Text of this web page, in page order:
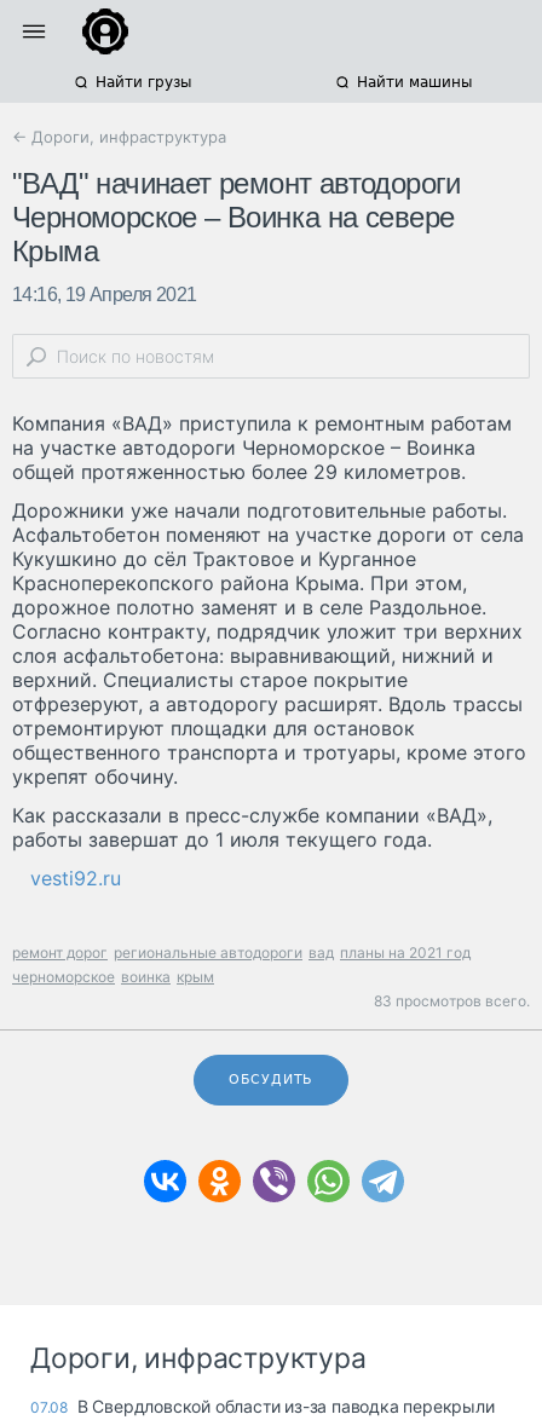
Найти грузы Найти машины
← Дороги, инфраструктура
"ВАД" начинает ремонт автодороги
Черноморское – Воинка на севере
Крыма
14:16, 19 Апреля 2021
Компания «ВАД» приступила к ремонтным работам
на участке автодороги Черноморское – Воинка
общей протяженностью более 29 километров.
Дорожники уже начали подготовительные работы.
Асфальтобетон поменяют на участке дороги от села
Кукушкино до сёл Трактовое и Курганное
Красноперекопского района Крыма. При этом,
дорожное полотно заменят и в селе Раздольное.
Согласно контракту, подрядчик уложит три верхних
слоя асфальтобетона: выравнивающий, нижний и
верхний. Специалисты старое покрытие
отфрезеруют, а автодорогу расширят. Вдоль трассы
отремонтируют площадки для остановок
общественного транспорта и тротуары, кроме этого
укрепят обочину.
Как рассказали в пресс-службе компании «ВАД»,
работы завершат до 1 июля текущего года.
vesti92.ru
ремонт дорог региональные автодороги вад планы на 2021 год
черноморское воинка крым
83 просмотров всего.
ОБСУДИТЬ
Дороги, инфраструктура
07.08 В Свердловской области из-за паводка перекрыли